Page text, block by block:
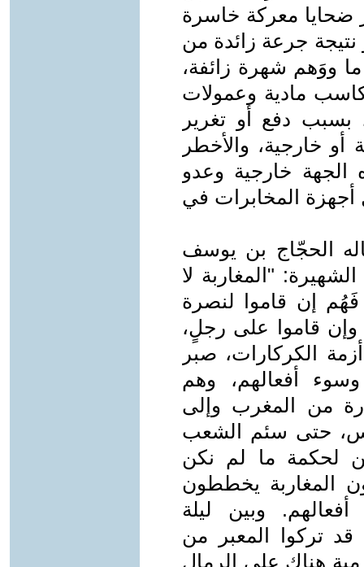
ضحايا معركة خاسرة
جرعة زائدة من
ووَهم شهرة زائفة،
مادية وعمولات
بسبب دفع أو تغرير
خارجية، والأخطر
خارجية وعدو
أجهزة المخابرات في
الحجّاج بن يوسف
"المغاربة لا
إن قاموا لنصرة
وإن قاموا على رجلٍ،
الكركارات، صبر
أفعالهم، وهم
من المغرب وإلى
حتى سئم الشعب
لحكمة ما لم نكن
المغاربة يخططون
وبين ليلة
تركوا المعبر من
هناك على الرمال